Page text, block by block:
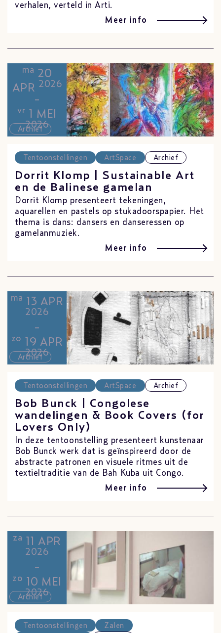
verhalen, verteld in Arti.
Meer info
ma 20
APR 2026
-
vr 1 MEI
2026
Archief
Tentoonstellingen ArtSpace Archief
Dorrit Klomp | Sustainable Art
en de Balinese gamelan
Dorrit Klomp presenteert tekeningen,
aquarellen en pastels op stukadoorspapier. Het
thema is dans: dansers en danseressen op
gamelanmuziek.
Meer info
ma 13 APR
2026
-
zo 19 APR
2026
Archief
Tentoonstellingen ArtSpace Archief
Bob Bunck | Congolese
wandelingen & Book Covers (for
Lovers Only)
In deze tentoonstelling presenteert kunstenaar
Bob Bunck werk dat is geïnspireerd door de
abstracte patronen en visuele ritmes uit de
textieltraditie van de Bah Kuba uit Congo.
Meer info
za 11 APR
2026
-
zo 10 MEI
2026
Archief
Tentoonstellingen Zalen